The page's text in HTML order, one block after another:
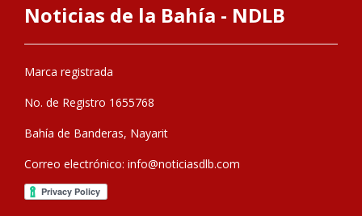
Noticias de la Bahía - NDLB
Marca registrada
No. de Registro 1655768
Bahía de Banderas, Nayarit
Correo electrónico: info@noticiasdlb.com